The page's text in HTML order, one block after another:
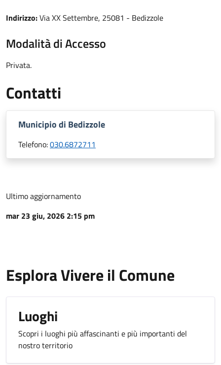
Indirizzo:Via XX Settembre, 25081 - Bedizzole
Modalità di Accesso
Privata.
Contatti
Municipio di Bedizzole
Telefono:030.6872711
Ultimo aggiornamento
mar 23 giu, 2026 2:15 pm
Esplora Vivere il Comune
Luoghi
Scopri i luoghi più affascinanti e più importanti del
nostro territorio